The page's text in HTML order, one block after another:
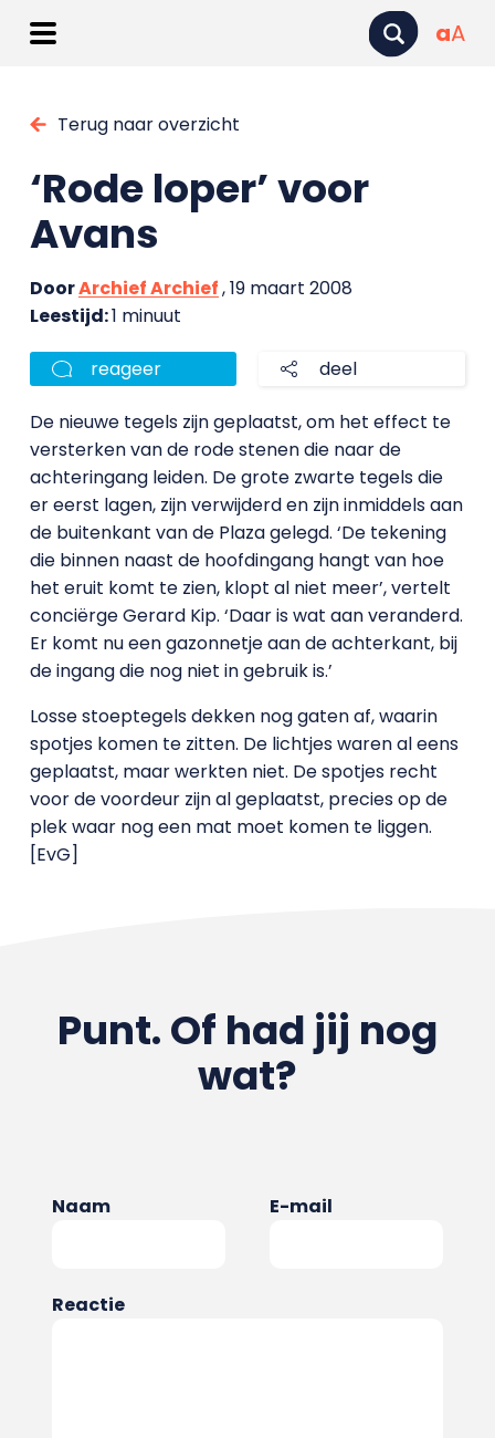
aA
Terug naar overzicht
‘Rode loper’ voor
Avans
DoorArchief Archief, 19 maart 2008
Leestijd:1 minuut
reageer deel
De nieuwe tegels zijn geplaatst, om het effect te
versterken van de rode stenen die naar de
achteringang leiden. De grote zwarte tegels die
er eerst lagen, zijn verwijderd en zijn inmiddels aan
de buitenkant van de Plaza gelegd. ‘De tekening
die binnen naast de hoofdingang hangt van hoe
het eruit komt te zien, klopt al niet meer’, vertelt
conciërge Gerard Kip. ‘Daar is wat aan veranderd.
Er komt nu een gazonnetje aan de achterkant, bij
de ingang die nog niet in gebruik is.’
Losse stoeptegels dekken nog gaten af, waarin
spotjes komen te zitten. De lichtjes waren al eens
geplaatst, maar werkten niet. De spotjes recht
voor de voordeur zijn al geplaatst, precies op de
plek waar nog een mat moet komen te liggen.
[EvG]
Punt. Of had jij nog
wat?
Naam E-mail
Reactie